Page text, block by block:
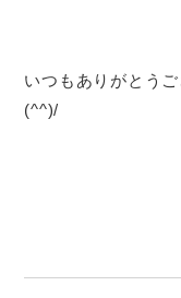
いつもありがとう
(^^)/